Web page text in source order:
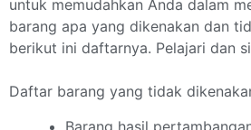
untuk memudahkan Anda dalam
barang apa yang dikenakan dan
berikut ini daftarnya. Pelajari dan
Daftar barang yang tidak
Barang hasil